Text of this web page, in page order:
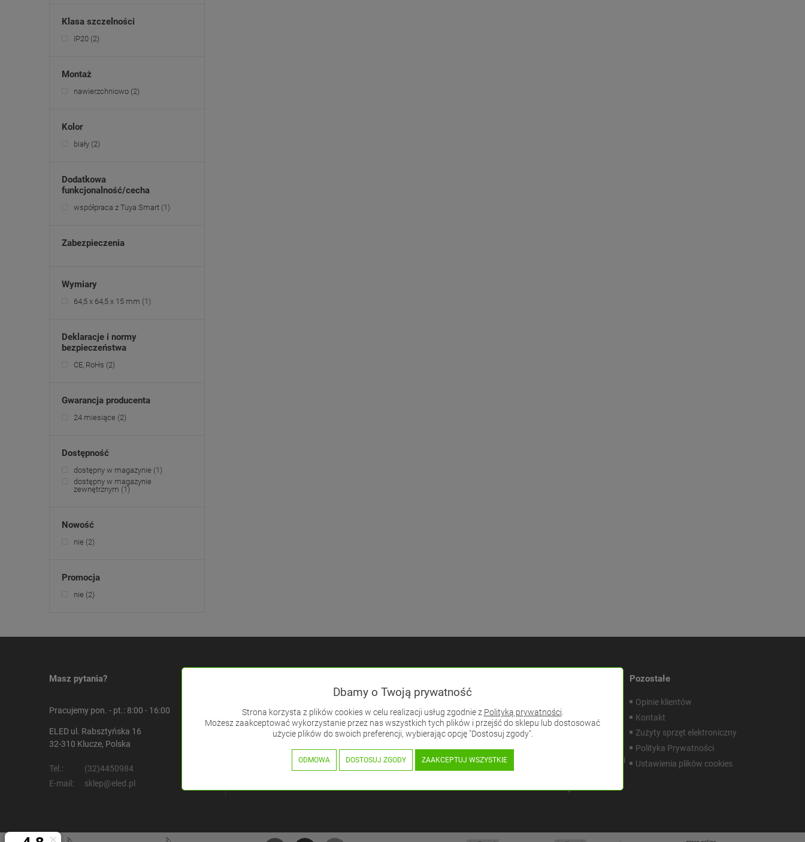
Klasa szczelności
IP20 (2)
Montaż
nawierzchniowo (2)
Kolor
biały (2)
Dodatkowa
funkcjonalność/cecha
współpraca z Tuya Smart (1)
Zabezpieczenia
Wymiary
64,5 x 64,5 x 15 mm (1)
Deklaracje i normy
bezpieczeństwa
CE, RoHs (2)
Gwarancja producenta
24 miesiące (2)
Dostępność
dostępny w magazynie (1)
dostępny w magazynie
zewnętrznym (1)
Nowość
nie (2)
Promocja
nie (2)
Masz pytania?
Pracujemy pon. - pt.: 8:00 - 16:00
ELED ul. Rabsztyńska 16
32-310 Klucze, Polska
Tel.:
(32)4450984
E-mail:
sklep@eled.pl
Kontakt
Regulamin
Oferta hurtowa
Koszty Dostawy
Progowy system rabatowy
Odbiór przesyłki
Reklamacje i Gwarancje
Centrum Dokumentacji
Kalkulator doboru przewodów i
zasilaczy do instalacji LED
Pozostałe
Opinie klientów
Kontakt
Zużyty sprzęt elektroniczny
Polityka Prywatności
Ustawienia plików cookies
Dbamy o Twoją prywatność
Strona korzysta z plików cookies w celu realizacji usług zgodnie z Polityką prywatności.
Możesz zaakceptować wykorzystanie przez nas wszystkich tych plików i przejść do sklepu lub dostosować
użycie plików do swoich preferencji, wybierając opcję "Dostosuj zgody".
ODMOWA DOSTOSUJ ZGODY ZAAKCEPTUJ WSZYSTKIE